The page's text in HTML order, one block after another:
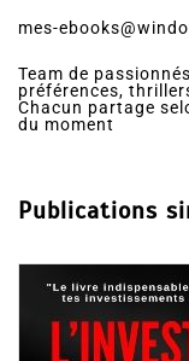
mes-
Team de
préférences,
Chacun partage
du moment
Publications